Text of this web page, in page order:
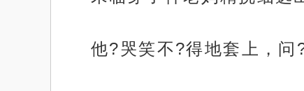
他?哭笑不?得地套上，问